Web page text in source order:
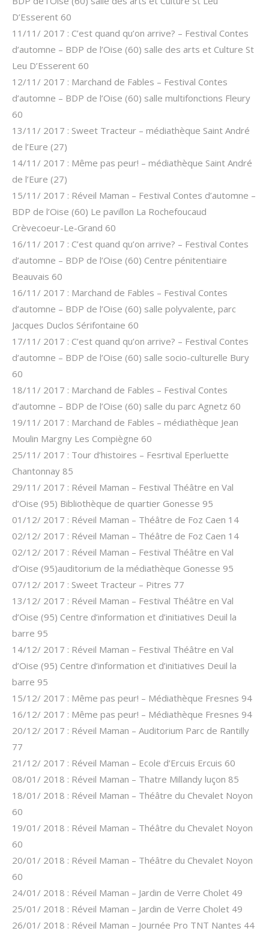
D’Esserent 60
11/11/ 2017 : C’est quand qu’on arrive? – Festival Contes
d’automne – BDP de l’Oise (60) salle des arts et Culture St
Leu D’Esserent 60
12/11/ 2017 : Marchand de Fables – Festival Contes
d’automne – BDP de l’Oise (60) salle multifonctions Fleury
60
13/11/ 2017 : Sweet Tracteur – médiathèque Saint André
de l’Eure (27)
14/11/ 2017 : Même pas peur! – médiathèque Saint André
de l’Eure (27)
15/11/ 2017 : Réveil Maman – Festival Contes d’automne –
BDP de l’Oise (60) Le pavillon La Rochefoucaud
Crèvecoeur-Le-Grand 60
16/11/ 2017 : C’est quand qu’on arrive? – Festival Contes
d’automne – BDP de l’Oise (60) Centre pénitentiaire
Beauvais 60
16/11/ 2017 : Marchand de Fables – Festival Contes
d’automne – BDP de l’Oise (60) salle polyvalente, parc
Jacques Duclos Sérifontaine 60
17/11/ 2017 : C’est quand qu’on arrive? – Festival Contes
d’automne – BDP de l’Oise (60) salle socio-culturelle Bury
60
18/11/ 2017 : Marchand de Fables – Festival Contes
d’automne – BDP de l’Oise (60) salle du parc Agnetz 60
19/11/ 2017 : Marchand de Fables – médiathèque Jean
Moulin Margny Les Compiègne 60
25/11/ 2017 : Tour d’histoires – Fesrtival Eperluette
Chantonnay 85
29/11/ 2017 : Réveil Maman – Festival Théâtre en Val
d’Oise (95) Bibliothèque de quartier Gonesse 95
01/12/ 2017 : Réveil Maman – Théâtre de Foz Caen 14
02/12/ 2017 : Réveil Maman – Théâtre de Foz Caen 14
02/12/ 2017 : Réveil Maman – Festival Théâtre en Val
d’Oise (95)auditorium de la médiathèque Gonesse 95
07/12/ 2017 : Sweet Tracteur – Pitres 77
13/12/ 2017 : Réveil Maman – Festival Théâtre en Val
d’Oise (95) Centre d’information et d’initiatives Deuil la
barre 95
14/12/ 2017 : Réveil Maman – Festival Théâtre en Val
d’Oise (95) Centre d’information et d’initiatives Deuil la
barre 95
15/12/ 2017 : Même pas peur! – Médiathèque Fresnes 94
16/12/ 2017 : Même pas peur! – Médiathèque Fresnes 94
20/12/ 2017 : Réveil Maman – Auditorium Parc de Rantilly
77
21/12/ 2017 : Réveil Maman – Ecole d’Ercuis Ercuis 60
08/01/ 2018 : Réveil Maman – Thatre Millandy luçon 85
18/01/ 2018 : Réveil Maman – Théâtre du Chevalet Noyon
60
19/01/ 2018 : Réveil Maman – Théâtre du Chevalet Noyon
60
20/01/ 2018 : Réveil Maman – Théâtre du Chevalet Noyon
60
24/01/ 2018 : Réveil Maman – Jardin de Verre Cholet 49
25/01/ 2018 : Réveil Maman – Jardin de Verre Cholet 49
26/01/ 2018 : Réveil Maman – Journée Pro TNT Nantes 44